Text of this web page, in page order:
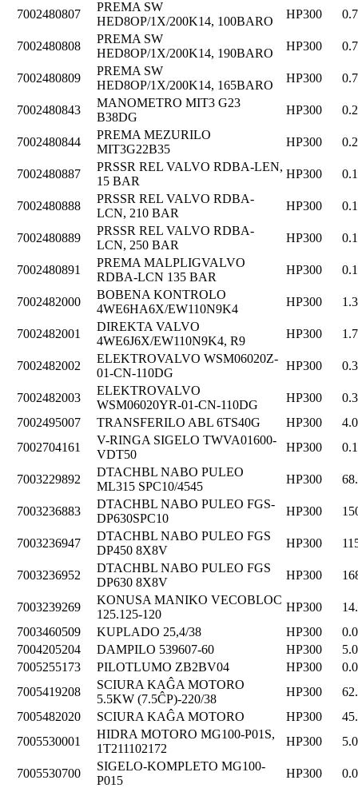
7002480807
PREMA SW
HED8OP/1X/200K14, 100BARO
HP300
7002480808
PREMA SW
HED8OP/1X/200K14, 190BARO
HP300
7002480809
PREMA SW
HED8OP/1X/200K14, 165BARO
HP300
7002480843
MANOMETRO MIT3 G23
B38DG
HP300
7002480844
PREMA MEZURILO
MIT3G22B35
HP300
7002480887
PRSSR REL VALVO RDBA-LEN,
15 BAR
HP300
7002480888
PRSSR REL VALVO RDBA-
LCN, 210 BAR
HP300
7002480889
PRSSR REL VALVO RDBA-
LCN, 250 BAR
HP300
7002480891
PREMA MALPLIGVALVO
RDBA-LCN 135 BAR
HP300
7002482000
BOBENA KONTROLO
4WE6HA6X/EW110N9K4
HP300
7002482001
DIREKTA VALVO
4WE6J6X/EW110N9K4, R9
HP300
7002482002
ELEKTROVALVO WSM06020Z-
01-CN-110DG
HP300
7002482003
ELEKTROVALVO
WSM06020YR-01-CN-110DG
HP300
7002495007
TRANSFERILO ABL 6TS40G HP300
7002704161
V-RINGA SIGELO TWVA01600-
VDT50
HP300
7003229892
DTACHBL NABO PULEO
ML315 SPC10/4545
HP300
7003236883
DTACHBL NABO PULEO FGS-
DP630SPC10
HP300
7003236947
DTACHBL NABO PULEO FGS
DP450 8X8V
HP300
7003236952
DTACHBL NABO PULEO FGS
DP630 8X8V
HP300
7003239269
KONUSA MANIKO VECOBLOC
125.125-120
HP300
7003460509
KUPLADO 25,4/38 HP300
7004205204
DAMPILO 539607-60 HP300
7005255173
PILOTLUMO ZB2BV04 HP300
7005419208
SCIURA KAĜA MOTORO
5.5KW (7.5ĈP)-220/38
HP300
7005482020
SCIURA KAĜA MOTORO HP300
7005530001
HIDRA MOTORO MG100-P01S,
1T211102172
HP300
7005530700
SIGELO-KOMPLETO MG100-
P015
HP300